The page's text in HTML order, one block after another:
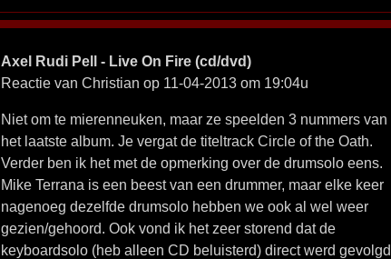
Axel Rudi Pell - Live On Fire (cd/dvd)
Reactie van Christian op 11-04-2013 om 19:04u
Niet om te mierenneuken, maar ze speelden 3 nummers van
het laatste album. Je vergat de titeltrack Circle of the Oath.
Verder ben ik het met de opmerking over de drumsolo eens.
Mike Terrana is een beest van een drummer, maar elke keer
nagenoeg dezelfde drumsolo hebben we ook al wel weer
gezien/gehoord. Ook vond ik het zeer storend dat de
keyboardsolo (heb alleen CD beluisterd) direct werd gevolgd